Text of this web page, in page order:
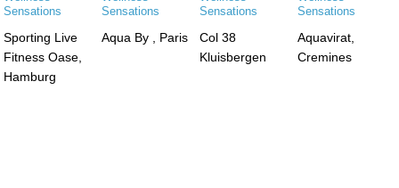
Sporting Live
Fitness Oase,
Hamburg
Aqua By , Paris
Col 38
Kluisbergen
Aquavirat,
Cremines